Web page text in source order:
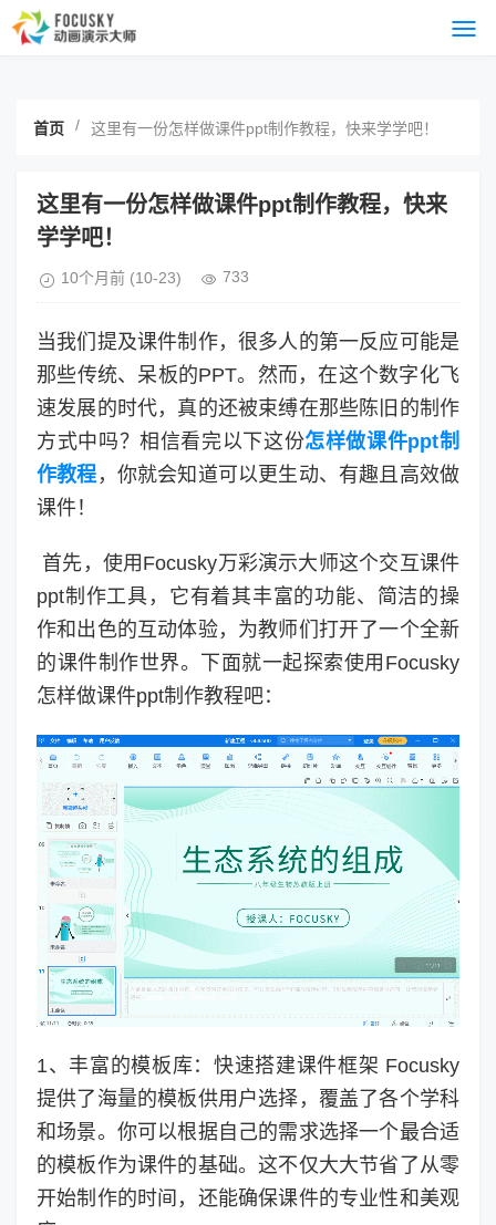
首页 / 这里有一份怎样做课件ppt制作教程，快来学学吧！
这里有一份怎样做课件ppt制作教程，快来
学学吧！
10个月前 (10-23) 733
当我们提及课件制作，很多人的第一反应可能是
那些传统、呆板的PPT。然而，在这个数字化飞
速发展的时代，真的还被束缚在那些陈旧的制作
方式中吗？相信看完以下这份怎样做课件ppt制
作教程 ，你就会知道可以更生动、有趣且高效做
课件！
首先，使用Focusky万彩演示大师这个交互课件
ppt制作工具，它有着其丰富的功能、简洁的操
作和出色的互动体验，为教师们打开了一个全新
的课件制作世界。下面就一起探索使用Focusky
怎样做课件ppt制作教程吧：
1、丰富的模板库：快速搭建课件框架 Focusky
提供了海量的模板供用户选择，覆盖了各个学科
和场景。你可以根据自己的需求选择一个最合适
的模板作为课件的基础。这不仅大大节省了从零
开始制作的时间，还能确保课件的专业性和美观